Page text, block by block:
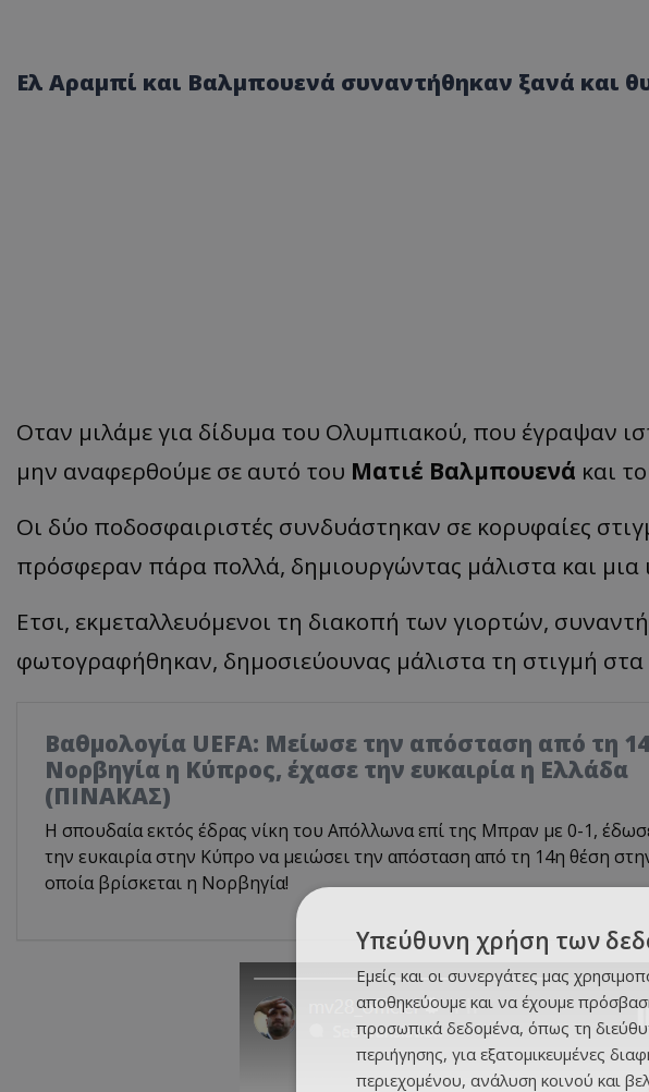
Ελ Αραμπί και Βαλμπουενά συναντήθηκαν ξανά και
Οταν μιλάμε για δίδυμα του Ολυμπιακού, που έγραψαν
μην αναφερθούμε σε αυτό του Ματιέ Βαλμπουενά και
Οι δύο ποδοσφαιριστές συνδυάστηκαν σε κορυφαίες
πρόσφεραν πάρα πολλά, δημιουργώντας μάλιστα και μια
Ετσι, εκμεταλλευόμενοι τη διακοπή των γιορτών,
φωτογραφήθηκαν, δημοσιεύουνας μάλιστα τη στιγμή
Βαθμολογία UEFA: Μείωσε την απόσταση από τη
Νορβηγία η Κύπρος, έχασε την ευκαιρία η Ελλάδα
(ΠΙΝΑΚΑΣ)
Η σπουδαία εκτός έδρας νίκη του Απόλλωνα επί της Μπραν με 0-1,
την ευκαιρία στην Κύπρο να μειώσει την απόσταση από τη 14η θέση
οποία βρίσκεται η Νορβηγία!
Υπεύθυνη χρήση των
Εμείς και οι συνεργάτες μας
αποθηκεύουμε και να έχουμε
προσωπικά δεδομένα, όπως τη
περιήγησης, για εξατομικευμένες
περιεχομένου, ανάλυση κοινού και